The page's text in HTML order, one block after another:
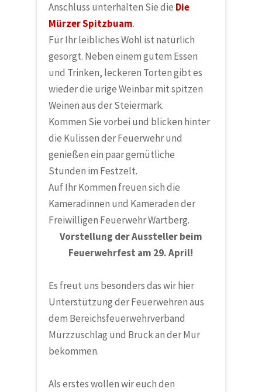
Anschluss unterhalten Sie die Die
Mürzer Spitzbuam.
Für Ihr leibliches Wohl ist natürlich
gesorgt. Neben einem gutem Essen
und Trinken, leckeren Torten gibt es
wieder die urige Weinbar mit spitzen
Weinen aus der Steiermark.
Kommen Sie vorbei und blicken hinter
die Kulissen der Feuerwehr und
genießen ein paar gemütliche
Stunden im Festzelt.
Auf Ihr Kommen freuen sich die
Kameradinnen und Kameraden der
Freiwilligen Feuerwehr Wartberg.
Vorstellung der Aussteller beim
Feuerwehrfest am 29. April!
Es freut uns besonders das wir hier
Unterstützung der Feuerwehren aus
dem Bereichsfeuerwehrverband
Mürzzuschlag und Bruck an der Mur
bekommen.
Als erstes wollen wir euch den